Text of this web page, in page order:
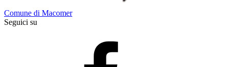
Comune di Macomer
Seguici su